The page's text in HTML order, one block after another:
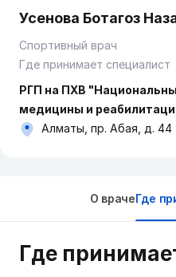
Усенова Ботагоз
Спортивный врач
Где принимает специалист
РГП на ПХВ
медицины и
Алматы, пр. Абая, д. 44
О врачеГде
Где